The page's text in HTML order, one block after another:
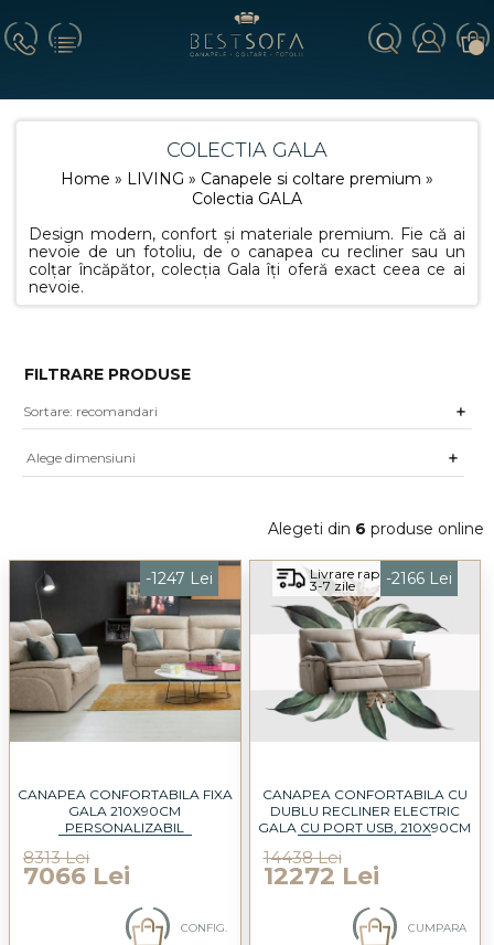
COLECTIA GALA
Home » LIVING » Canapele si coltare premium »
Colectia GALA
Design modern, confort și materiale premium. Fie că ai
nevoie de un fotoliu, de o canapea cu recliner sau un
colțar încăpător, colecția Gala îți oferă exact ceea ce ai
nevoie.
FILTRARE PRODUSE
Alege dimensiuni
Alegeti din 6 produse online
-1247 Lei
CANAPEA CONFORTABILA FIXA
GALA 210X90CM
PERSONALIZABIL
8313 Lei
7066 Lei
CONFIG.
Livrare rapida
3-7 zile -2166 Lei
CANAPEA CONFORTABILA CU
DUBLU RECLINER ELECTRIC
GALA CU PORT USB, 210X90CM
14438 Lei
12272 Lei
CUMPARA